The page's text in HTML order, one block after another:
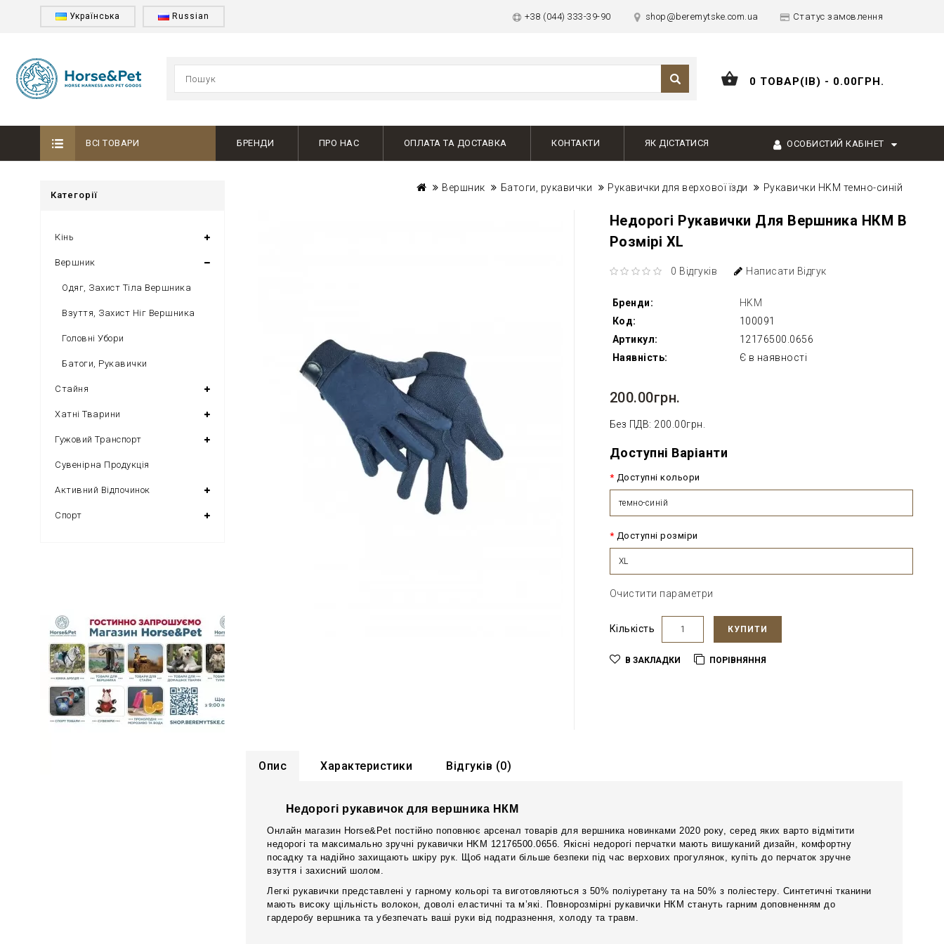
Українська Russian +38 (044) 333-39-90 shop@beremytske.com.ua Статус замовлення
0 ТОВАР(ІВ) - 0.00ГРН.
ВСІ ТОВАРИ БРЕНДИ ПРО НАС ОПЛАТА ТА ДОСТАВКА КОНТАКТИ ЯК ДІСТАТИСЯ ОСОБИСТИЙ КАБІНЕТ
Категорії
Кінь
Вершник
Одяг, Захист Тіла Вершника
Взуття, Захист Ніг Вершника
Головні Убори
Батоги, Рукавички
Стайня
Хатні Тварини
Гужовий Транспорт
Сувенірна Продукція
Активний Відпочинок
Спорт
Вершник Батоги, рукавички Рукавички для верхової їзди Рукавички HKM темно-синій
Недорогі Рукавички Для Вершника НКМ В
Розмірі XL
0 Відгуків Написати Відгук
Бренди:
HKM
Код:
100091
Артикул:
12176500.0656
Наявність:
Є в наявності
200.00грн.
Без ПДВ: 200.00грн.
Доступні Варіанти
Доступні кольори
темно-синій
Доступні розміри
XL
Очистити параметри
Кількість КУПИТИ
В ЗАКЛАДКИ ПОРІВНЯННЯ
Опис Характеристики Відгуків (0)
Недорогі рукавичок для вершника НКМ
Онлайн магазин Horse&Pet постійно поповнює арсенал товарів для вершника новинками 2020 року, серед яких варто відмітити
недорогі та максимально зручні рукавички HKM 12176500.0656. Якісні недорогі перчатки мають вишуканий дизайн, комфортну
посадку та надійно захищають шкіру рук. Щоб надати більше безпеки під час верхових прогулянок, купіть до перчаток зручне
взуття і захисний шолом.
Легкі рукавички представлені у гарному кольорі та виготовляються з 50% поліуретану та на 50% з поліестеру. Синтетичні тканини
мають високу щільність волокон, доволі еластичні та м’які. Повнорозмірні рукавички НКМ стануть гарним доповненням до
гардеробу вершника та убезпечать ваші руки від подразнення, холоду та травм.